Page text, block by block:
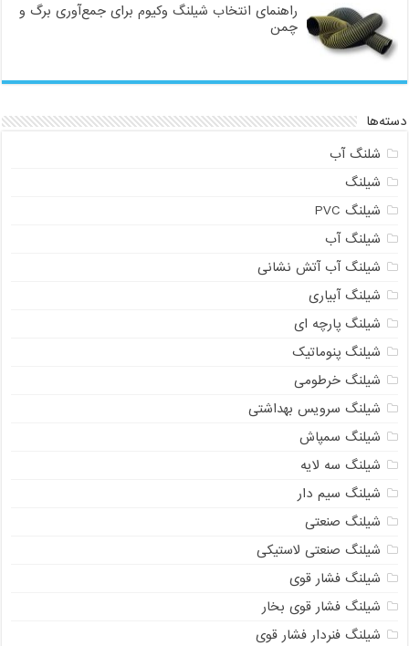
راهنمای انتخاب شیلنگ وکیوم برای جمع‌آوری برگ و
چمن
دسته‌ها
شلنگ آب
شیلنگ
شیلنگ PVC
شیلنگ آب
شیلنگ آب آتش نشانی
شیلنگ آبیاری
شیلنگ پارچه ای
شیلنگ پنوماتیک
شیلنگ خرطومی
شیلنگ سرویس بهداشتی
شیلنگ سمپاش
شیلنگ سه لایه
شیلنگ سیم دار
شیلنگ صنعتی
شیلنگ صنعتی لاستیکی
شیلنگ فشار قوی
شیلنگ فشار قوی بخار
شیلنگ فنردار فشار قوی